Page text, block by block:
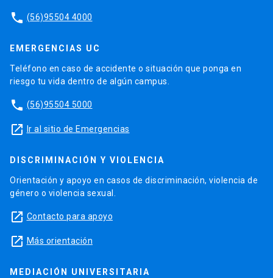
phone (56)95504 4000
EMERGENCIAS UC
Teléfono en caso de accidente o situación que ponga en
riesgo tu vida dentro de algún campus.
phone (56)95504 5000
launch Ir al sitio de Emergencias
DISCRIMINACIÓN Y VIOLENCIA
Orientación y apoyo en casos de discriminación, violencia de
género o violencia sexual.
launch Contacto para apoyo
launch Más orientación
MEDIACIÓN UNIVERSITARIA